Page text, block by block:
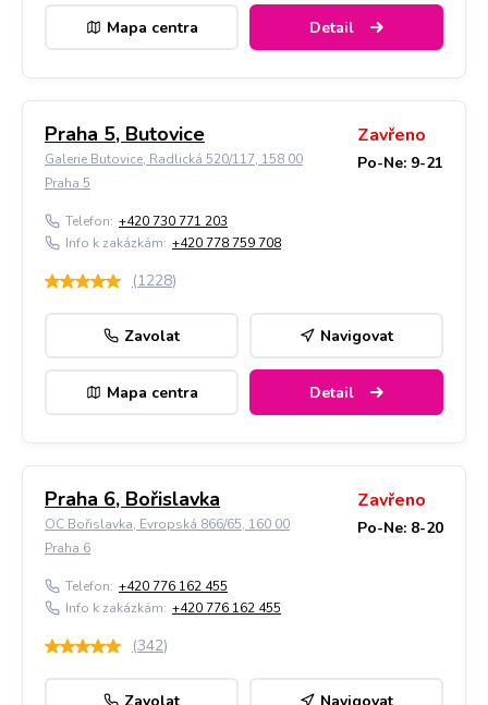
Mapa centra Detail
Praha 5, Butovice
Galerie Butovice, Radlická 520/117, 158 00
Praha 5
Zavřeno
Po-Ne: 9-21
Telefon: +420 730 771 203
Info k zakázkám: +420 778 759 708
(1228)
Zavolat Navigovat
Mapa centra Detail
Praha 6, Bořislavka
OC Bořislavka, Evropská 866/65, 160 00
Praha 6
Zavřeno
Po-Ne: 8-20
Telefon: +420 776 162 455
Info k zakázkám: +420 776 162 455
(342)
Zavolat Navigovat